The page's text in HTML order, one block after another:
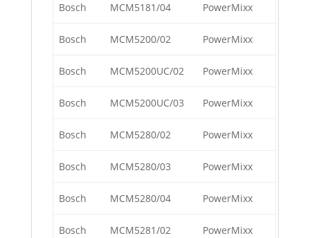
Bosch MCM5181/04 PowerMixx
Bosch MCM5200/02 PowerMixx
Bosch MCM5200UC/02 PowerMixx
Bosch MCM5200UC/03 PowerMixx
Bosch MCM5280/02 PowerMixx
Bosch MCM5280/03 PowerMixx
Bosch MCM5280/04 PowerMixx
Bosch MCM5281/02 PowerMixx